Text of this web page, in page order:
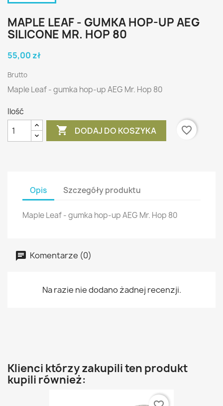
MAPLE LEAF - GUMKA HOP-UP AEG
SILICONE MR. HOP 80
55,00 zł
Brutto
Maple Leaf - gumka hop-up AEG Mr. Hop 80
Ilość
 DODAJ DO KOSZYKA favorite_border
Opis Szczegóły produktu
Maple Leaf - gumka hop-up AEG Mr. Hop 80
Komentarze (0)
Na razie nie dodano żadnej recenzji.
Klienci którzy zakupili ten produkt
kupili również: